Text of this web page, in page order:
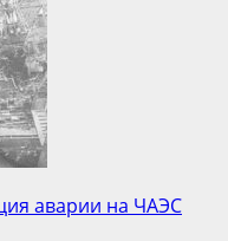
аварии на ЧАЭС